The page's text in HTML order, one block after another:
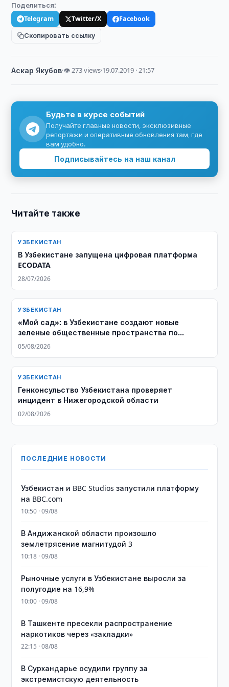
Поделиться:
Telegram Twitter/X
Facebook
Скопировать ссылку
Аскар Якубов·👁 273 views·19.07.2019 · 21:57
Будьте в курсе событий
Получайте главные новости, эксклюзивные
репортажи и оперативные обновления там, где
вам удобно.
Подписывайтесь на наш канал
Читайте также
УЗБЕКИСТАН
В Узбекистане запущена цифровая платформа
ECODATA
28/07/2026
УЗБЕКИСТАН
«Мой сад»: в Узбекистане создают новые
зеленые общественные пространства по
инициативе жителей
05/08/2026
УЗБЕКИСТАН
Генконсульство Узбекистана проверяет
инцидент в Нижегородской области
02/08/2026
ПОСЛЕДНИЕ НОВОСТИ
Узбекистан и BBC Studios запустили платформу
на BBC.com
10:50 · 09/08
В Андижанской области произошло
землетрясение магнитудой 3
10:18 · 09/08
Рыночные услуги в Узбекистане выросли за
полугодие на 16,9%
10:00 · 09/08
В Ташкенте пресекли распространение
наркотиков через «закладки»
22:15 · 08/08
В Сурхандарье осудили группу за
экстремистскую деятельность